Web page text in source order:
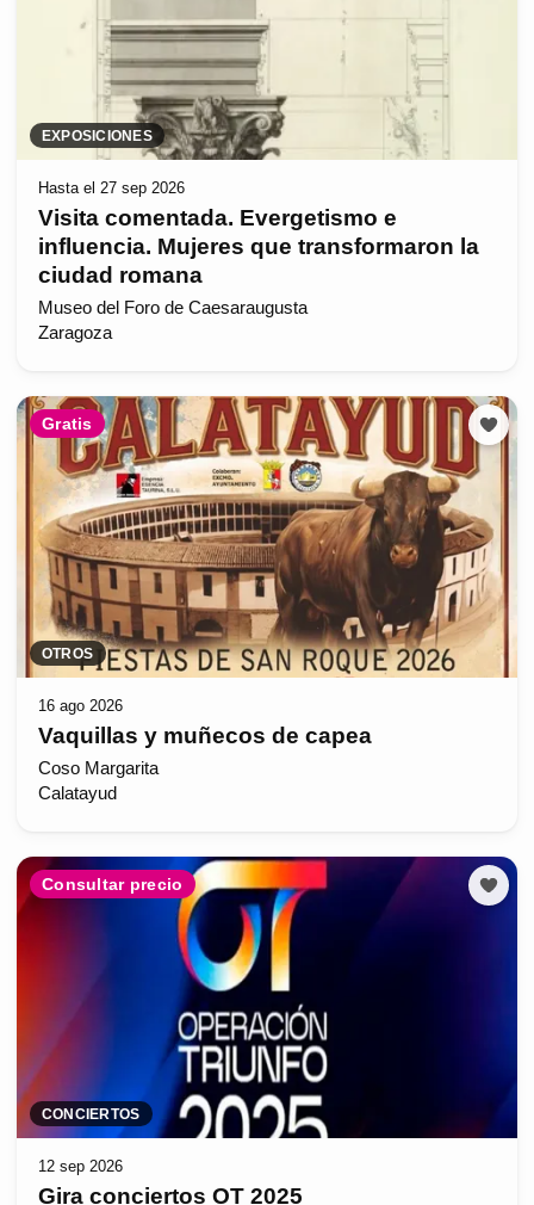
EXPOSICIONES
Hasta el 27 sep 2026
Visita comentada. Evergetismo e
influencia. Mujeres que transformaron la
ciudad romana
Museo del Foro de Caesaraugusta
Zaragoza
Gratis
OTROS
16 ago 2026
Vaquillas y muñecos de capea
Coso Margarita
Calatayud
Consultar precio
CONCIERTOS
12 sep 2026
Gira conciertos OT 2025